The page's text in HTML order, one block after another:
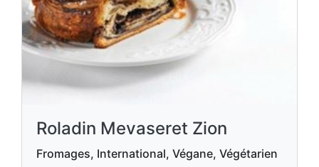
Roladin Mevaseret Zion
Fromages, International, Végane, Végétarien